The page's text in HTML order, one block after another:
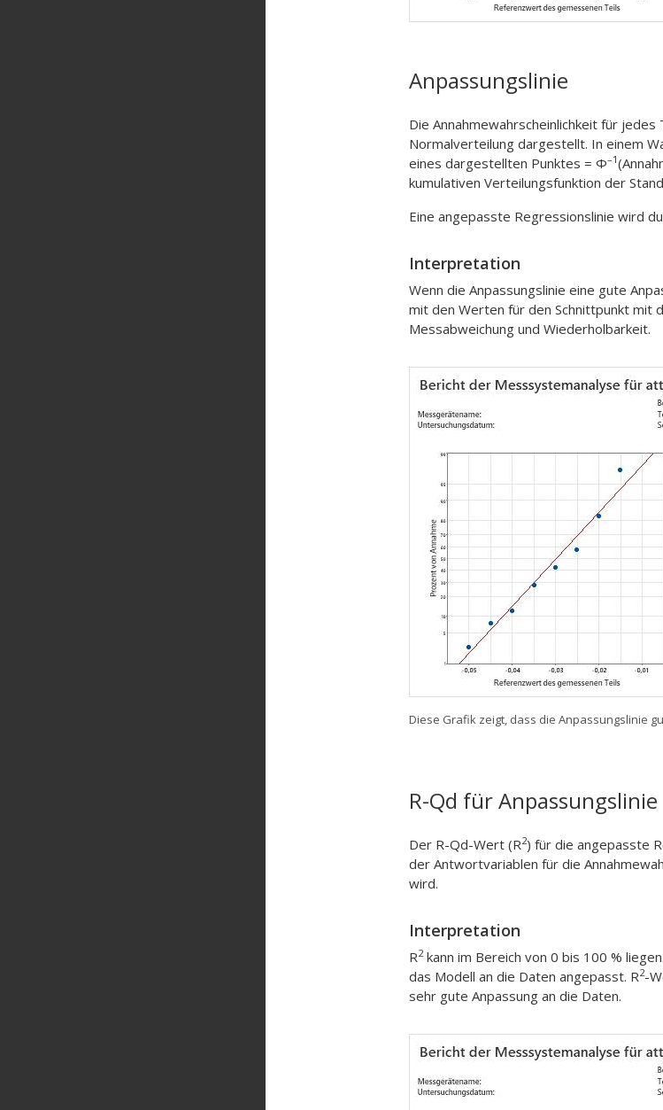
Anpassungslinie
Die Annahmewahrscheinlichkeit für
Normalverteilung dargestellt. In einem
eines dargestellten Punktes = Φ–1
kumulativen Verteilungsfunktion der
Eine angepasste Regressionslinie wird
Interpretation
Wenn die Anpassungslinie eine gute
mit den Werten für den Schnittpunkt mit
Messabweichung und Wiederholbarkeit.
Diese Grafik zeigt, dass die Anpassungslinie
R-Qd für Anpassungslinie
Der R-Qd-Wert (R2) für die angepasste
der Antwortvariablen für die
wird.
Interpretation
R2kann im Bereich von 0 bis 100 %
das Modell an die Daten angepasst. R2-
sehr gute Anpassung an die Daten.